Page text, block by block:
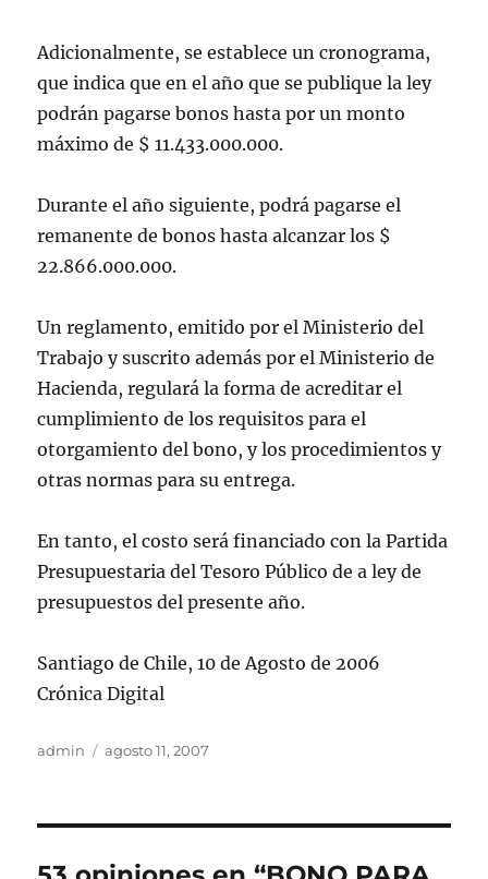
Adicionalmente, se establece un cronograma,
que indica que en el año que se publique la ley
podrán pagarse bonos hasta por un monto
máximo de $ 11.433.000.000.
Durante el año siguiente, podrá pagarse el
remanente de bonos hasta alcanzar los $
22.866.000.000.
Un reglamento, emitido por el Ministerio del
Trabajo y suscrito además por el Ministerio de
Hacienda, regulará la forma de acreditar el
cumplimiento de los requisitos para el
otorgamiento del bono, y los procedimientos y
otras normas para su entrega.
En tanto, el costo será financiado con la Partida
Presupuestaria del Tesoro Público de a ley de
presupuestos del presente año.
Santiago de Chile, 10 de Agosto de 2006
Crónica Digital
Autor
admin
Publicado
agosto 11, 2007